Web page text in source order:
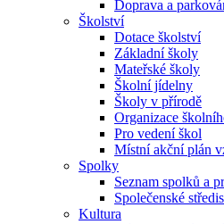
Doprava a
Školství
Dotace školství
Základní školy
Mateřské školy
Školní jídelny
Školy v přírodě
Organizace
Pro vedení škol
Místní akční plán
Spolky
Seznam spolků a
Společenské
Kultura